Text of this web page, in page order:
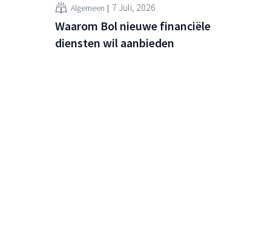
Algemeen 7 Juli, 2026
Waarom Bol nieuwe financiële
diensten wil aanbieden